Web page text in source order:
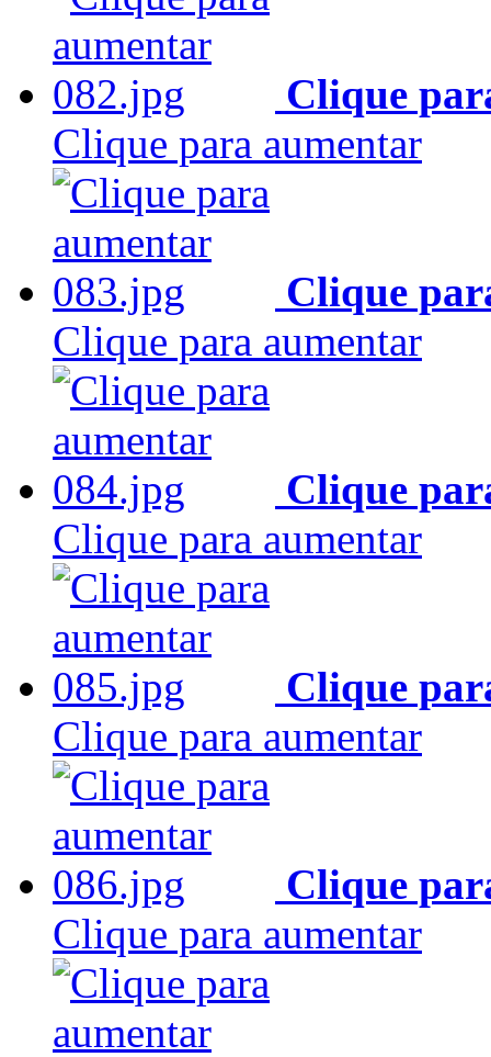
Clique
Clique para aumentar
Clique
Clique para aumentar
Clique
Clique para aumentar
Clique
Clique para aumentar
Clique
Clique para aumentar